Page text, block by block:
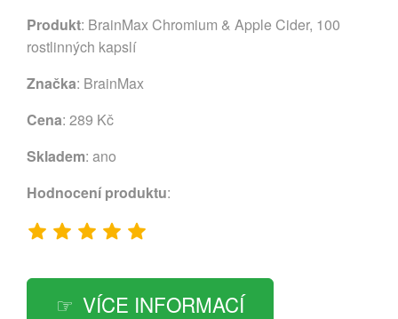
Produkt: BrainMax Chromium & Apple Cider, 100
rostlinných kapslí
Značka: BrainMax
Cena: 289 Kč
Skladem: ano
Hodnocení produktu:
VÍCE INFORMACÍ